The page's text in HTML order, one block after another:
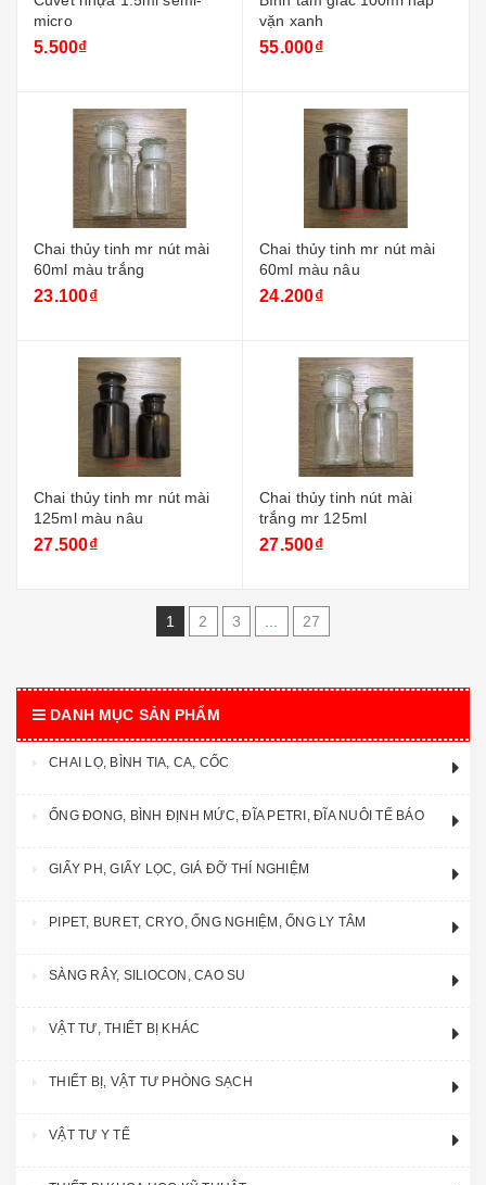
micro
5.500₫
vặn xanh
55.000₫
Chai thủy tinh mr nút mài
60ml màu trắng
23.100₫
Chai thủy tinh mr nút mài
60ml màu nâu
24.200₫
Chai thủy tinh mr nút mài
125ml màu nâu
27.500₫
Chai thủy tinh nút mài
trắng mr 125ml
27.500₫
1 2 3 27
DANH MỤC SẢN PHẨM
CHAI LỌ, BÌNH TIA, CA, CỐC
ỐNG ĐONG, BÌNH ĐỊNH MỨC, ĐĨA PETRI, ĐĨA NUÔI TẾ BÁO
GIẤY PH, GIẤY LỌC, GIÁ ĐỠ THÍ NGHIỆM
PIPET, BURET, CRYO, ỐNG NGHIỆM, ỐNG LY TÂM
SÀNG RÂY, SILIOCON, CAO SU
VẬT TƯ, THIẾT BỊ KHÁC
THIẾT BỊ, VẬT TƯ PHÒNG SẠCH
VẬT TƯ Y TẾ